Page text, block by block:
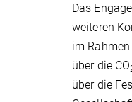
Das
weiteren
im
über die CO
über die